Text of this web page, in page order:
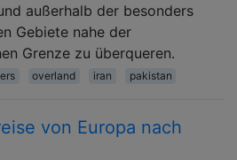
außerhalb der besonders
Gebiete nahe der
Grenze zu überqueren.
overland iran pakistan
von Europa nach